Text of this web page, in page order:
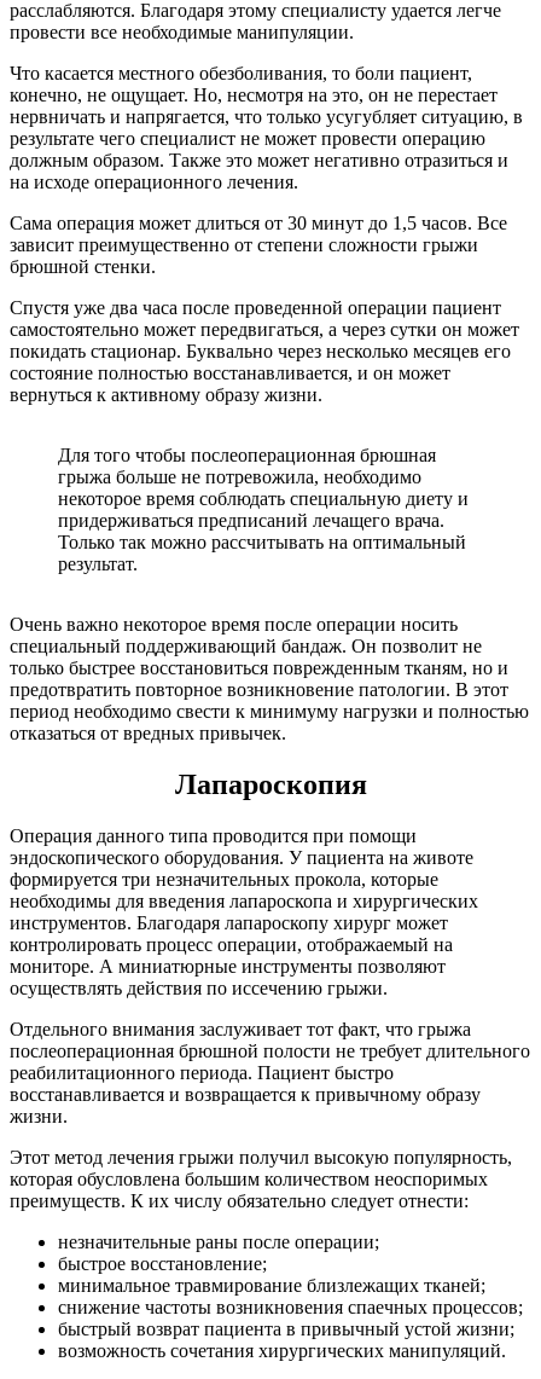
расслабляются. Благодаря этому специалисту удается легче
провести все необходимые манипуляции.
Что касается местного обезболивания, то боли пациент,
конечно, не ощущает. Но, несмотря на это, он не перестает
нервничать и напрягается, что только усугубляет ситуацию, в
результате чего специалист не может провести операцию
должным образом. Также это может негативно отразиться и
на исходе операционного лечения.
Сама операция может длиться от 30 минут до 1,5 часов. Все
зависит преимущественно от степени сложности грыжи
брюшной стенки.
Спустя уже два часа после проведенной операции пациент
самостоятельно может передвигаться, а через сутки он может
покидать стационар. Буквально через несколько месяцев его
состояние полностью восстанавливается, и он может
вернуться к активному образу жизни.
Для того чтобы послеоперационная брюшная
грыжа больше не потревожила, необходимо
некоторое время соблюдать специальную диету и
придерживаться предписаний лечащего врача.
Только так можно рассчитывать на оптимальный
результат.
Очень важно некоторое время после операции носить
специальный поддерживающий бандаж. Он позволит не
только быстрее восстановиться поврежденным тканям, но и
предотвратить повторное возникновение патологии. В этот
период необходимо свести к минимуму нагрузки и полностью
отказаться от вредных привычек.
Лапароскопия
Операция данного типа проводится при помощи
эндоскопического оборудования. У пациента на животе
формируется три незначительных прокола, которые
необходимы для введения лапароскопа и хирургических
инструментов. Благодаря лапароскопу хирург может
контролировать процесс операции, отображаемый на
мониторе. А миниатюрные инструменты позволяют
осуществлять действия по иссечению грыжи.
Отдельного внимания заслуживает тот факт, что грыжа
послеоперационная брюшной полости не требует длительного
реабилитационного периода. Пациент быстро
восстанавливается и возвращается к привычному образу
жизни.
Этот метод лечения грыжи получил высокую популярность,
которая обусловлена большим количеством неоспоримых
преимуществ. К их числу обязательно следует отнести:
незначительные раны после операции;
быстрое восстановление;
минимальное травмирование близлежащих тканей;
снижение частоты возникновения спаечных процессов;
быстрый возврат пациента в привычный устой жизни;
возможность сочетания хирургических манипуляций.